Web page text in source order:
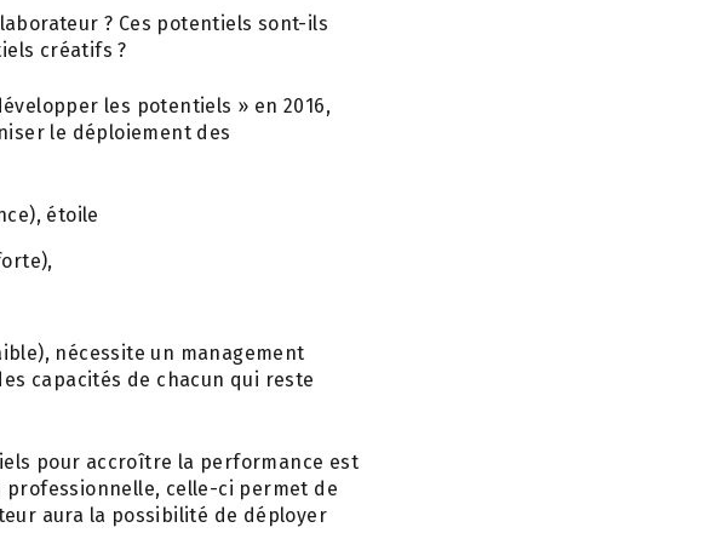
? Ces potentiels sont-ils
créatifs ?
les potentiels » en 2016,
le déploiement des
étoile
nécessite un management
capacités de chacun qui reste
pour accroître la performance est
celle-ci permet de
aura la possibilité de déployer